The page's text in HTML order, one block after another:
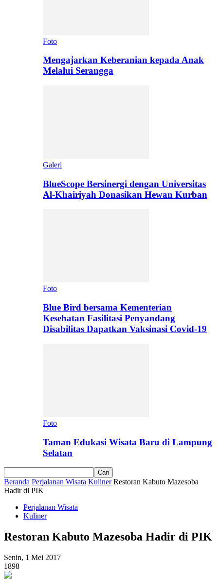
Foto
Mengajarkan Keberanian kepada Anak
Melalui Serangga
Galeri
BlueScope Bersinergi dengan Universitas
Al-Khairiyah Donasikan Hewan Kurban
Foto
Blue Bird bersama Kementerian
Kesehatan Fasilitasi Penyandang
Disabilitas Dapatkan Vaksinasi Covid-19
Foto
Taman Edukasi Wisata Baru di Lampung
Selatan
Beranda Perjalanan Wisata Kuliner Restoran Kabuto Mazesoba
Hadir di PIK
Perjalanan Wisata
Kuliner
Restoran Kabuto Mazesoba Hadir di PIK
Senin, 1 Mei 2017
1898